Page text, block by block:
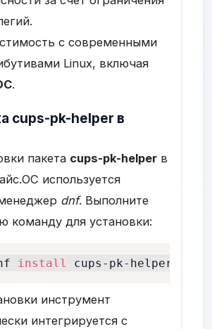
с современными
Linux, включая
.
cups-pk-helper в
пакета cups-pk-helper в
используется
dnf. Выполните
команду для установки:
install cups-pk-helper
инструмент
интегрируется с